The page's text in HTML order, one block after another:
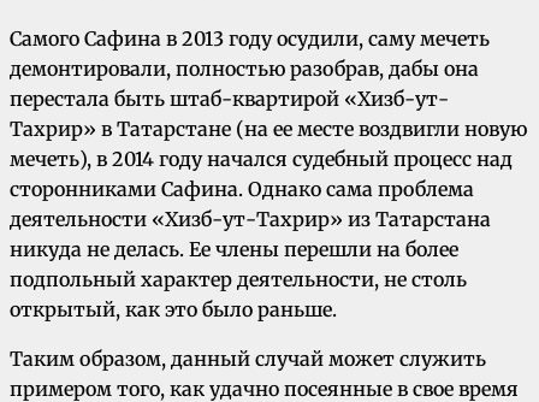
Самого Сафина в 2013 году осудили, саму мечеть
демонтировали, полностью разобрав, дабы она
перестала быть штаб-квартирой «Хизб-ут-
Тахрир» в Татарстане (на ее месте воздвигли новую
мечеть), в 2014 году начался судебный процесс над
сторонниками Сафина. Однако сама проблема
деятельности «Хизб-ут-Тахрир» из Татарстана
никуда не делась. Ее члены перешли на более
подпольный характер деятельности, не столь
открытый, как это было раньше.
Таким образом, данный случай может служить
примером того, как удачно посеянные в свое время